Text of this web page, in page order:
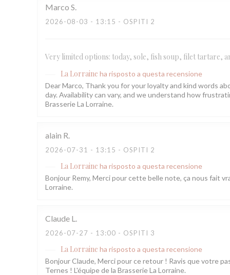
Marco S
2026-08-03 - 13:15 - OSPITI 2
Very limited options: today, sole, fish soup, filet tartare,
La Lorraine ha risposto a questa recensione
Dear Marco, Thank you for your loyalty and kind words
day. Availability can vary, and we understand how
Brasserie La Lorraine.
alain R
2026-07-31 - 13:15 - OSPITI 2
La Lorraine ha risposto a questa recensione
Bonjour Remy, Merci pour cette belle note, ça nous fait
Lorraine.
Claude L
2026-07-27 - 13:00 - OSPITI 3
La Lorraine ha risposto a questa recensione
Bonjour Claude, Merci pour ce retour ! Ravis que votre
Ternes ! L'équipe de la Brasserie La Lorraine.